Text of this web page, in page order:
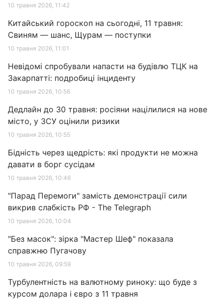
10 травня 2026, 11:42
Китайський гороскоп на сьогодні, 11 травня:
Свиням — шанс, Щурам — поступки
10 травня 2026, 11:01
Невідомі спробували напасти на будівлю ТЦК на
Закарпатті: подробиці інциденту
10 травня 2026, 10:56
Дедлайн до 30 травня: росіяни націлилися на нове
місто, у ЗСУ оцінили ризики
10 травня 2026, 10:55
Бідність через щедрість: які продукти не можна
давати в борг сусідам
10 травня 2026, 10:46
"Парад Перемоги" замість демонстрації сили
викрив слабкість РФ - The Telegraph
10 травня 2026, 10:04
"Без масок": зірка "Мастер Шеф" показала
справжню Пугачову
10 травня 2026, 09:59
Турбулентність на валютному риноку: що буде з
курсом долара і євро з 11 травня